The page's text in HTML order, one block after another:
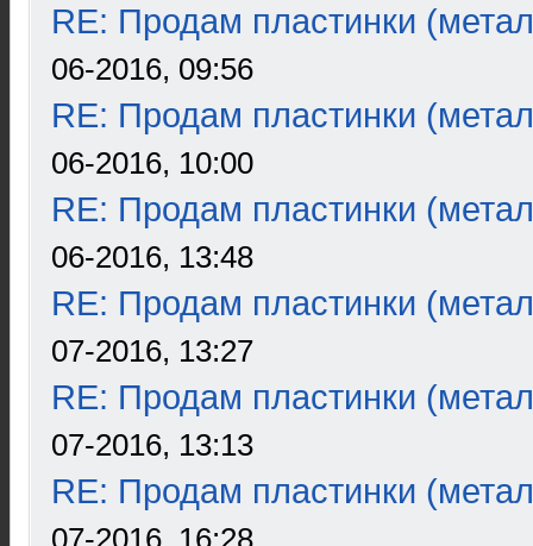
RE: Продам пластинки
06-2016, 09:56
RE: Продам пластинки
06-2016, 10:00
RE: Продам пластинки
06-2016, 13:48
RE: Продам пластинки
07-2016, 13:27
RE: Продам пластинки
07-2016, 13:13
RE: Продам пластинки
07-2016, 16:28